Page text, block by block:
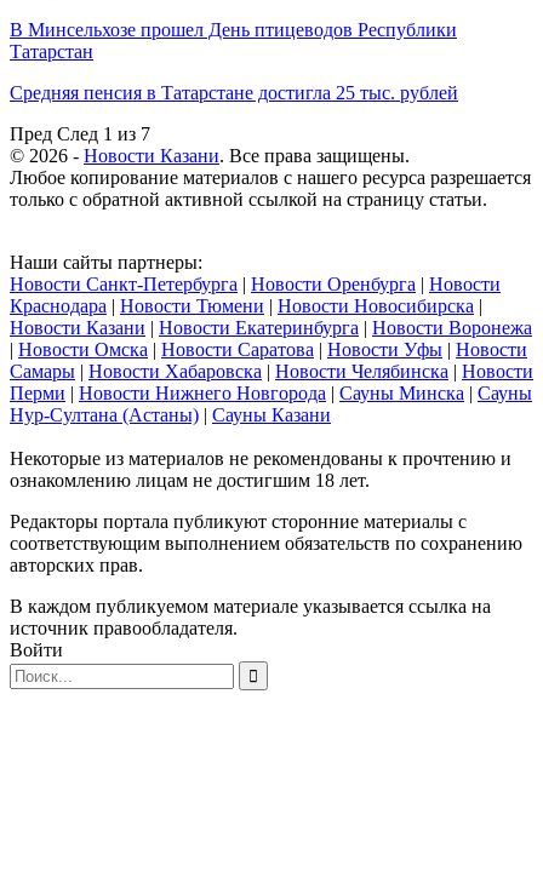
В Минсельхозе прошел День птицеводов Республики
Татарстан
Средняя пенсия в Татарстане достигла 25 тыс. рублей
Пред След 1 из 7
© 2026 - Новости Казани. Все права защищены.
Любое копирование материалов с нашего ресурса разрешается
только с обратной активной ссылкой на страницу статьи.
Наши сайты партнеры:
Новости Санкт-Петербурга | Новости Оренбурга | Новости
Краснодара | Новости Тюмени | Новости Новосибирска |
Новости Казани | Новости Екатеринбурга | Новости Воронежа
| Новости Омска | Новости Саратова | Новости Уфы | Новости
Самары | Новости Хабаровска | Новости Челябинска | Новости
Перми | Новости Нижнего Новгорода | Сауны Минска | Сауны
Нур-Султана (Астаны) | Сауны Казани
Некоторые из материалов не рекомендованы к прочтению и
ознакомлению лицам не достигшим 18 лет.
Редакторы портала публикуют сторонние материалы с
соответствующим выполнением обязательств по сохранению
авторских прав.
В каждом публикуемом материале указывается ссылка на
источник правообладателя.
Войти